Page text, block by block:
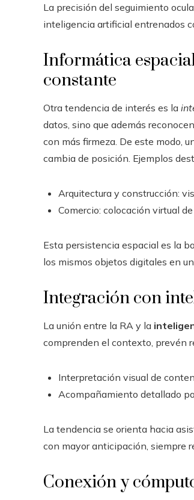
La precisión del seguimiento
inteligencia artificial entrenados
Informática
constante
Otra tendencia de interés es la
datos, sino que además
con más firmeza. De este modo,
cambia de posición. Ejemplos
Arquitectura y construcción:
Comercio: colocación virtual
Esta persistencia espacial es la
los mismos objetos digitales en
Integración con
La unión entre la RA y la
comprenden el contexto, prevén
Interpretación visual de
Acompañamiento detallado
La tendencia se orienta hacia
con mayor anticipación, siempre
Conexión y